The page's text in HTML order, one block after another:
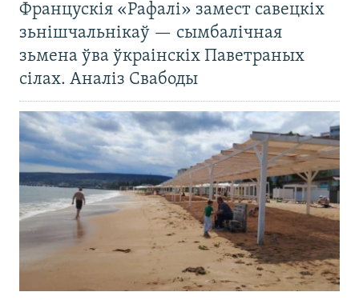
Францускія «Рафалі» замест савецкіх
зьнішчальнікаў — сымбалічная
зьмена ўва ўкраінскіх Паветраных
сілах. Аналіз Свабоды